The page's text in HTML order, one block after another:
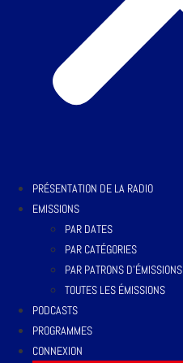
PRÉSENTATION DE LA RADIO
EMISSIONS
PAR DATES
PAR CATÉGORIES
PAR PATRONS D’ÉMISSIONS
TOUTES LES ÉMISSIONS
PODCASTS
PROGRAMMES
CONNEXION